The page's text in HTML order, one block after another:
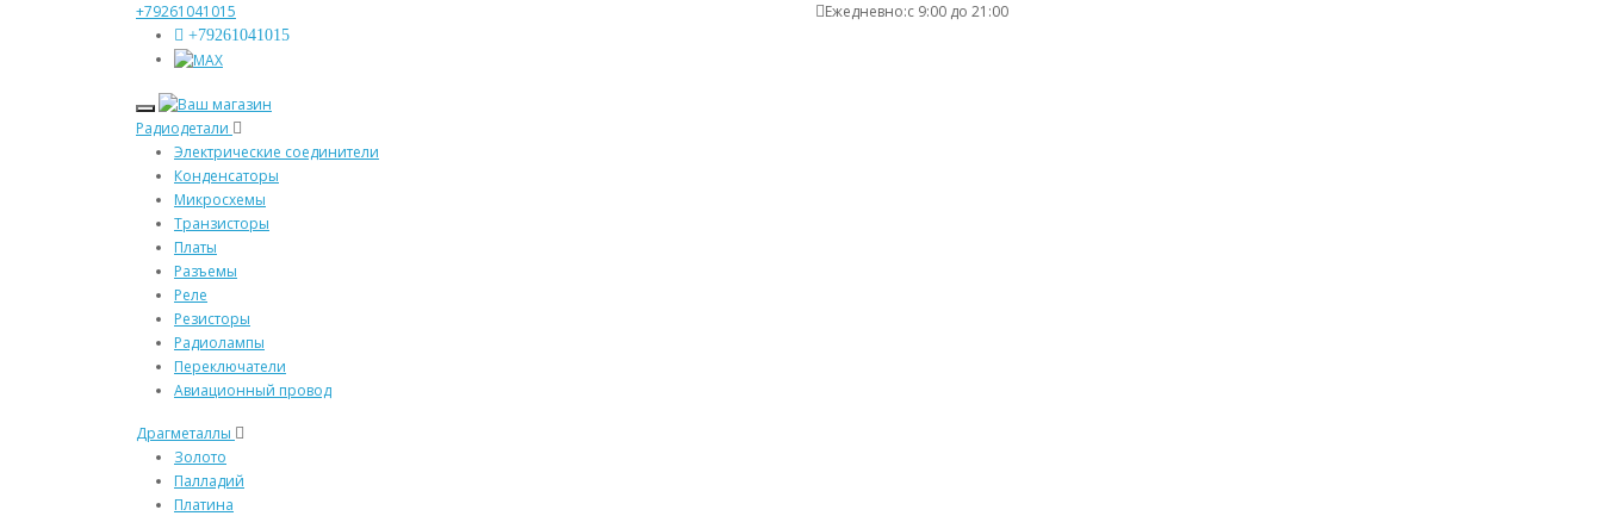
+79261041015
+79261041015
Ежедневно:с 9:00 до 21:00
Радиодетали
Электрические соединители
Конденсаторы
Микросхемы
Транзисторы
Платы
Разъемы
Реле
Резисторы
Радиолампы
Переключатели
Авиационный провод
Драгметаллы
Золото
Палладий
Платина